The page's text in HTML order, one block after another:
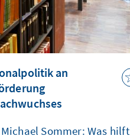
an
Sommer: Was hilft